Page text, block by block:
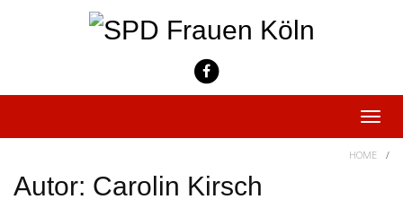
Toggle
HOME /
Autor: Carolin Kirsch